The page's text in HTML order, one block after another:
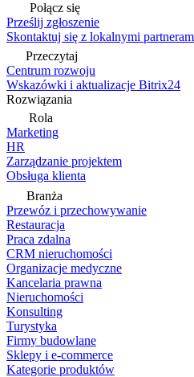
Połącz się
Prześlij zgłoszenie
Skontaktuj się z lokalnymi
Przeczytaj
Centrum rozwoju
Wskazówki i aktualizacje Bitrix24
Rozwiązania
Rola
Marketing
HR
Zarządzanie projektem
Obsługa klienta
Branża
Przewóz i przechowywanie
Restauracja
Praca zdalna
CRM nieruchomości
Organizacje medyczne
Kancelaria prawna
Nieruchomości
Konsulting
Turystyka
Firmy budowlane
Sklepy i e-commerce
Kategorie produktów